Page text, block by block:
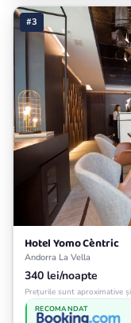
#3
Hotel Yomo Cèntric
Andorra La Vella
340 lei/noapte
Prețurile sunt aproximative
RECOMANDAT